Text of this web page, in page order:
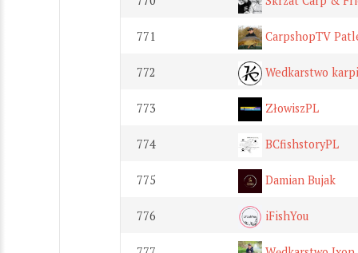
771 CarpshopTV
772 Wedkarstwo
773 ZłowiszPL
774 BCfishstoryPL
775 Damian Bujak
776 iFishYou